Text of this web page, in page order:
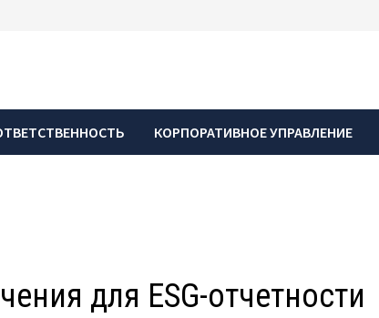
КОРПОРАТИВНОЕ УПРАВЛЕНИЕ
для ESG-отчетности